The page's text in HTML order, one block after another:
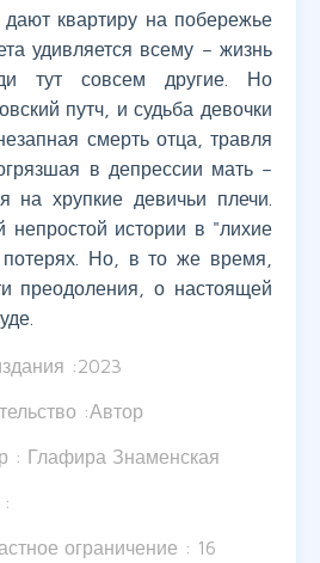
квартиру на побережье
удивляется всему – жизнь
тут совсем другие. Но
путч, и судьба девочки
смерть отца, травля
в депрессии мать –
на хрупкие девичьи плечи.
непростой истории в "лихие
Но, в то же время,
преодоления, о настоящей
:2023
:Автор
: Глафира Знаменская
:
ограничение : 16